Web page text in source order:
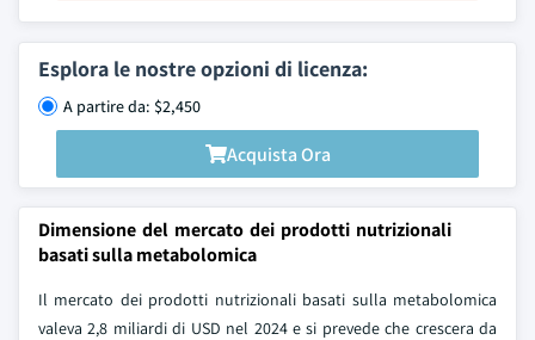
Esplora le nostre opzioni di licenza:
A partire da: $2,450
Acquista Ora
Dimensione del mercato dei prodotti nutrizionali
basati sulla metabolomica
Il mercato dei prodotti nutrizionali basati sulla metabolomica
valeva 2,8 miliardi di USD nel 2024 e si prevede che crescera da